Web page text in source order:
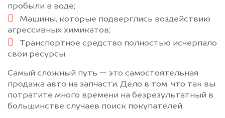
Пироговский
Полушкино
Правдинский
Протвино
Родники
Рошаль
Рублево
Руза
пробыли в воде;
Машины, которые подверглись воздействию
агрессивных химикатов;
Транспортное средство полностью исчерпало
свои ресурсы.
Самый сложный путь — это самостоятельная
продажа авто на запчасти. Дело в том, что так вы
потратите много времени на безрезультатный в
большинстве случаев поиск покупателей.